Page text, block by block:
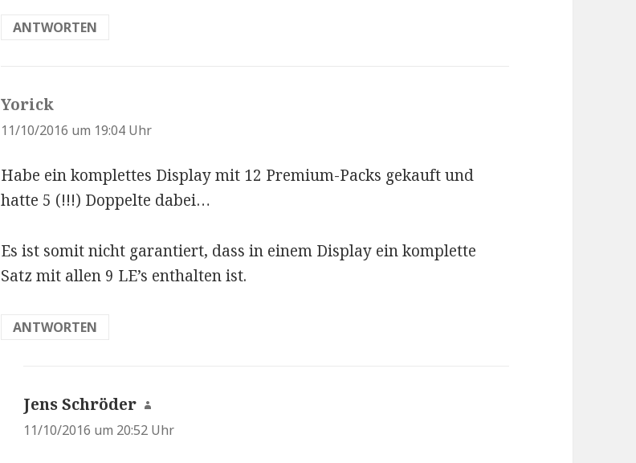
ANTWORTEN
Yorick
a
t
:
11/10/2016 um 19:04 Uhr
Habe ein komplettes Display mit 12 Premium-Packs gekauft und
hatte 5 (!!!) Doppelte dabei…
Es ist somit nicht garantiert, dass in einem Display ein komplette
Satz mit allen 9 LE’s enthalten ist.
ANTWORTEN
Jens Schröder
s
a
11/10/2016 um 20:52 Uhr